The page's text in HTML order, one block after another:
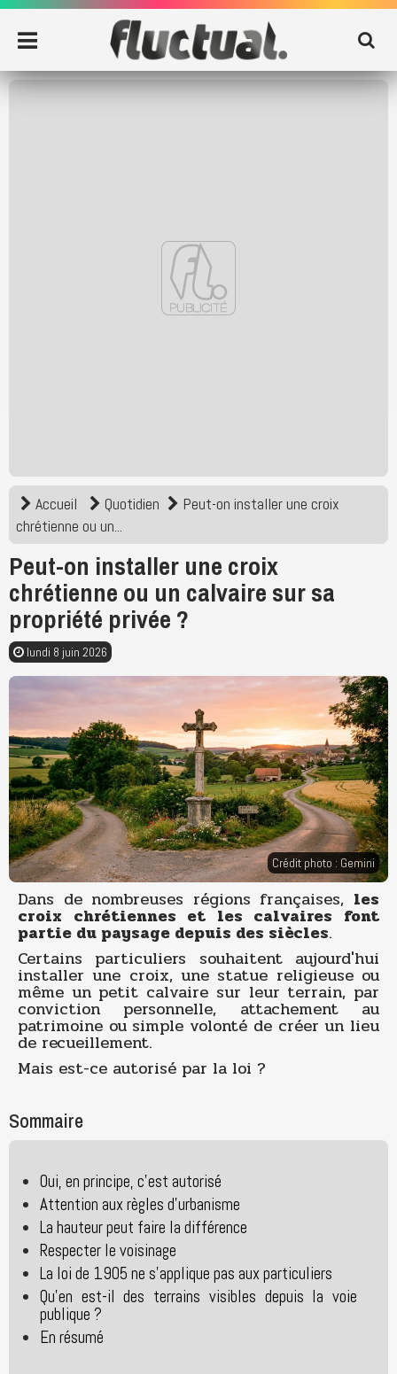
Accueil Quotidien
Peut-on installer une croix
chrétienne ou un...
Peut-on installer une croix
chrétienne ou un calvaire sur sa
propriété privée ?
lundi 8 juin 2026
Crédit photo : Gemini
Dans de nombreuses régions françaises, les
croix chrétiennes et les calvaires font
partie du paysage depuis des siècles.
Certains particuliers souhaitent aujourd'hui
installer une croix, une statue religieuse ou
même un petit calvaire sur leur terrain, par
conviction personnelle, attachement au
patrimoine ou simple volonté de créer un lieu
de recueillement.
Mais est-ce autorisé par la loi ?
Sommaire
Oui, en principe, c'est autorisé
Attention aux règles d'urbanisme
La hauteur peut faire la différence
Respecter le voisinage
La loi de 1905 ne s'applique pas aux particuliers
Qu'en est-il des terrains visibles depuis la voie
publique ?
En résumé